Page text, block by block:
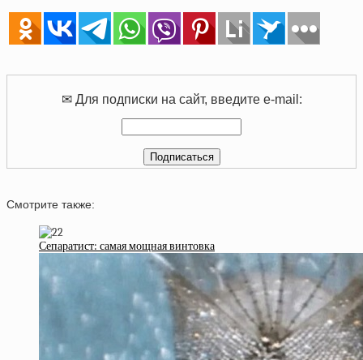
✉ Для подписки на сайт, введите e-mail:
Смотрите также:
Сепаратист: самая мощная винтовка